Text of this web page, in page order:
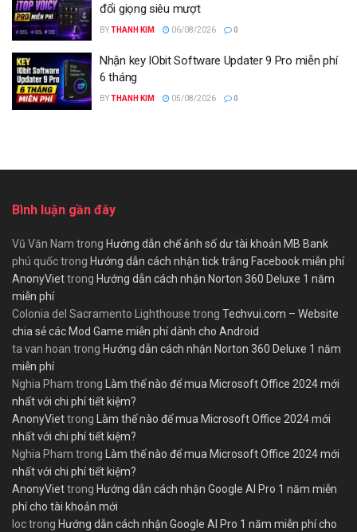
đổi giọng siêu mượt
BYTHANH KIM 06/08/2026 0
Nhận key IObit Software Updater 9 Pro miễn phí
6 tháng
BYTHANH KIM 05/08/2026 0
Bình luận gần đây
Vũ Văn Nam trong Hướng dẫn chế ảnh số dư tài khoản MB Bank
phú quốctrong Hướng dẫn cách nhận tick trắng Facebook miễn phí
AnonyViettrong Hướng dẫn cách nhận Norton 360 Deluxe 1 năm
miễn phí
Colonia del Sacramento Lighthouse trong Techvui.com – Website
chia sẻ các Mod Game miễn phí dành cho Android
ta van hoan trong Hướng dẫn cách nhận Norton 360 Deluxe 1 năm
miễn phí
Nghia Pham trong
Làm thế nào để mua Microsoft Office 2024 mới
nhất với chi phí tiết kiệm?
AnonyViettrong
Làm thế nào để mua Microsoft Office 2024 mới
nhất với chi phí tiết kiệm?
Nghia Pham trong
Làm thế nào để mua Microsoft Office 2024 mới
nhất với chi phí tiết kiệm?
AnonyViettrong Hướng dẫn cách nhận Google AI Pro 1 năm miễn
phí cho tài khoản mới
loctrong Hướng dẫn cách nhận Google AI Pro 1 năm miễn phí cho